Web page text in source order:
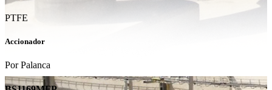
PTFE
Accionador
Por Palanca